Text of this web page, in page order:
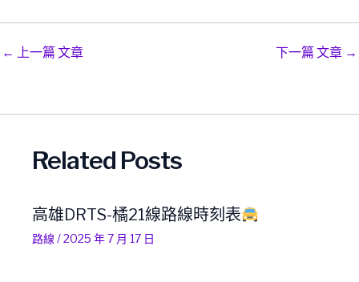
Post
← 上一篇 文章 下一篇 文章 →
Related Posts
高雄DRTS-橘21線路線時刻表
路線 /2025 年 7 月 17 日